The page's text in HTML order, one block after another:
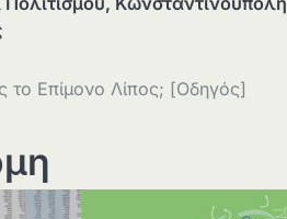
το Επίμονο Λίπος; [Οδηγός]